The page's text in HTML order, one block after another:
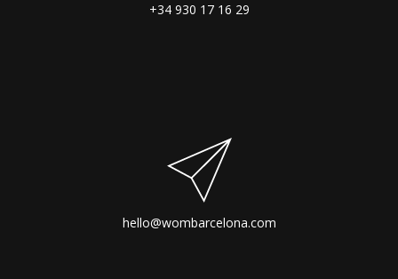
+34 930 17 16 29
hello@wombarcelona.com